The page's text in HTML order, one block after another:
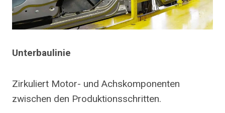
Unterbaulinie
Zirkuliert Motor- und Achskomponenten
zwischen den Produktionsschritten.